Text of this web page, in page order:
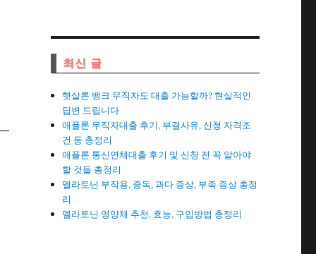
최신 글
햇살론 뱅크 무직자도 대출 가능할까? 현실적인
답변 드립니다
애플론 무직자대출 후기, 부결사유, 신청 자격조
건 등 총정리
애플론 통신연체대출 후기 및 신청 전 꼭 알아야
할 것들 총정리
멜라토닌 부작용, 중독, 과다 증상, 부족 증상 총정
리
멜라토닌 영양체 추천, 효능, 구입방법 총정리